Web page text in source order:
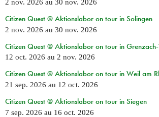
2 nov. 2026 au 30 nov. 2026
Citizen Quest @ Aktionslabor on tour in Solingen
2 nov. 2026 au 30 nov. 2026
Citizen Quest @ Aktionslabor on tour in
12 oct. 2026 au 2 nov. 2026
Citizen Quest @ Aktionslabor on tour in Weil am
21 sep. 2026 au 12 oct. 2026
Citizen Quest @ Aktionslabor on tour in Siegen
7 sep. 2026 au 16 oct. 2026